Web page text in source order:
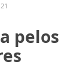
pelos